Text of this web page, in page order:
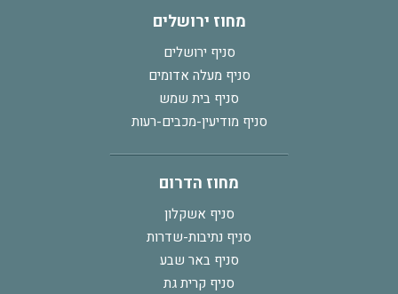
מחוז ירושלים
סניף ירושלים
סניף מעלה אדומים
סניף בית שמש
סניף מודיעין-מכבים-רעות
מחוז הדרום
סניף אשקלון
סניף נתיבות-שדרות
סניף באר שבע
סניף קרית גת